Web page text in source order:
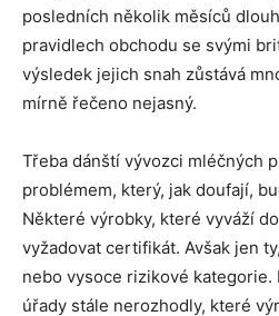
posledních několik měsíců
pravidlech obchodu se svými
výsledek jejich snah zůstává
mírně řečeno nejasný.
Třeba dánští vývozci mléčných
problémem, který, jak doufají,
Některé výrobky, které vyváží
vyžadovat certifikát. Avšak jen
nebo vysoce rizikové
úřady stále nerozhodly, které